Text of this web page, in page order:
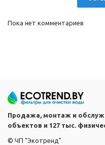
Пока нет комментариев
Продажа, монтаж и
объектов и 127 тыс.
© ЧП "Экотренд"